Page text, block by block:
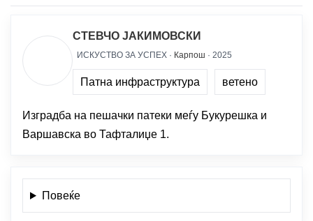
СТЕВЧО ЈАКИМОВСКИ
ИСКУСТВО ЗА УСПЕХ · Карпош · 2025
Патна инфраструктура ветено
Изградба на пешачки патеки меѓу Букурешка и
Варшавска во Тафталиџе 1.
Повеќе